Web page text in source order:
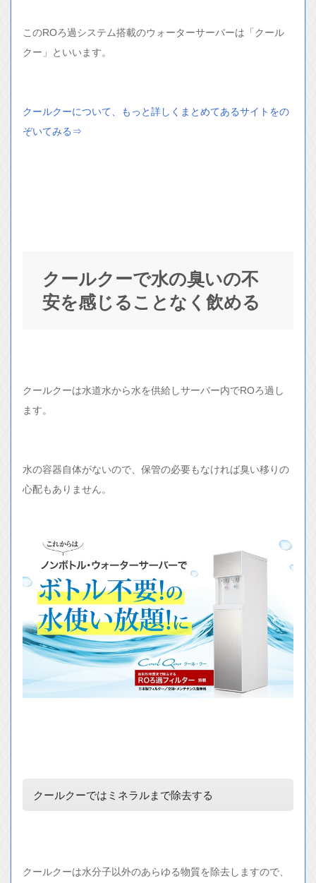
このROろ過システム搭載のウォーターサーバーは「クール
クー」といいます。
クールクーについて、もっと詳しくまとめてあるサイトをの
ぞいてみる⇒
クールクーで水の臭いの不
安を感じることなく飲める
クールクーは水道水から水を供給しサーバー内でROろ過し
ます。
水の容器自体がないので、保管の必要もなければ臭い移りの
心配もありません。
クールクーではミネラルまで除去する
クールクーは水分子以外のあらゆる物質を除去しますので、